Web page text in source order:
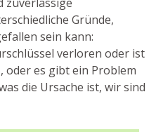
Gründe,
sein kann:
verloren oder ist
oder es gibt ein Problem
die Ursache ist, wir sind